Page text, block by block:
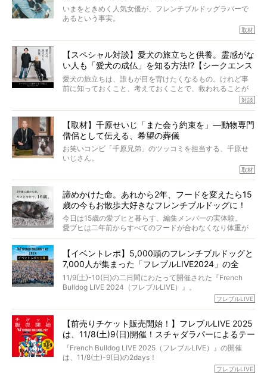
いまをときめく人気女優が、フレンチブルドッグラバーで
あるという事実。
とりを目の当たりにするほどに、そのフレンチブルドッグ
愛がわたしたちのそれとまったく同じであることに、なん
だかうれしくなってしまったのでした。
春奈さんとアムちゃんのすてきな暮らしを、BUHI編集長の
小西がいつくしみながら、切り取らせていただきます。
取材
【スペシャル対談】愛犬の旅立ちと供養。霊感がな
い人も「愛犬の成仏」を知る方法!?【シークエンス
はやとも×PELI】
愛犬の旅立ちは、誰もが目を背けたくなるもの。けれど事
前に知っておくこと、考えておくことで、救われることが
力をもつお笑い芸人「シークエンスはやとも」さんに、愛
犬の旅立ちや供養についてインタビュー。
インタビュアー兼対談相手は、大の犬好きで心霊分野の知
識にも長けているPELIさん。
「愛犬が旅立ったあと、ベッドやおもちゃはどうすればい
くれる？」
さらには、霊感がない人でも愛犬が成仏したことを知る方
法まで。
お笑い芸人だからこそ暗くなりすぎない、むしろ心がスッ
と軽くなる。
永久保存版のスペシャル対談です！
対談
【取材】千原せいじ「また会う約束を」―動物専門
僧侶として伝える、希望の葬儀
お笑いコンビ「千原兄弟」のツッコミを担当する、千原せ
いじさん。
た。
僧侶としての名は「靖賢（せいけん）」。
当時54歳という年齢にして、なぜ動物専門僧侶という道を
選んだのか。
また、愛犬の旅立ちとどのように向き合うべきなのか。
た。
取材
諦めかけた命。あれから2年、フードを変えたら15
歳の今もお散歩大好きなフレンチブルドッグに！
今日は15歳の愛ブヒと暮らす、編集メンバーの実体験。
愛ブヒは二年前からすべてのフードが合わなくなり体重が
激減。検査をしても異常はなく「年齢のせいですね…」と言
もう諦めるしかないのかな…そんなとき、我が家に届いたの
が「THE fu-do(ザ・フード)」の試食品でした。
そして「THE fu-do(ザ・フード)」を食べつづけて二年、愛
ブヒは15歳になり、今も元気にお散歩をしています。
今回は、二年前の絶望から今までを包み隠さず、時系列で
【イベントレポ】5,000頭のフレンチブルドッグと
7,000人が集まった「フレブルLIVE2024」の全
貌！
11/9(土)-10(日)の二日間にわたって開催された『French
Bulldog LIVE 2024（フレブルLIVE）』。
今年はのべ5,000頭のフレンチブルドッグと7,000人のフレ
day1の司会はフレブルラバーのロッチさん。day2の音楽フ
ェスには世代ど真ん中のPUFFYが出演するなど、例年以上
に豪華なラインナップ。
北は北海道、南は鹿児島県から。全国のフレンチブルドッ
グが一堂に会した「フレブルLIVE2024」の模様を、詳しく
フレブルLIVE
【前売りチケット販売開始！】フレブルLIVE 2025
は、11/8(土)9(日)開催！スチャダラパーによるテー
マソング制作も決定
『French Bulldog LIVE 2025（フレブルLIVE）』の開催
は、11/8(土)-9(日)の2days！
お得な前売りチケット、いよいよ販売スタートです！フレブルLIVE